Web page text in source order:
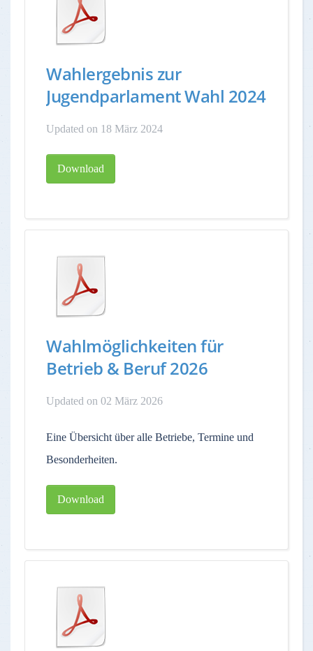
Wahlergebnis zur
Jugendparlament Wahl 2024
Updated on 18 März 2024
Download
Wahlmöglichkeiten für
Betrieb & Beruf 2026
Updated on 02 März 2026
Eine Übersicht über alle Betriebe, Termine und
Besonderheiten.
Download